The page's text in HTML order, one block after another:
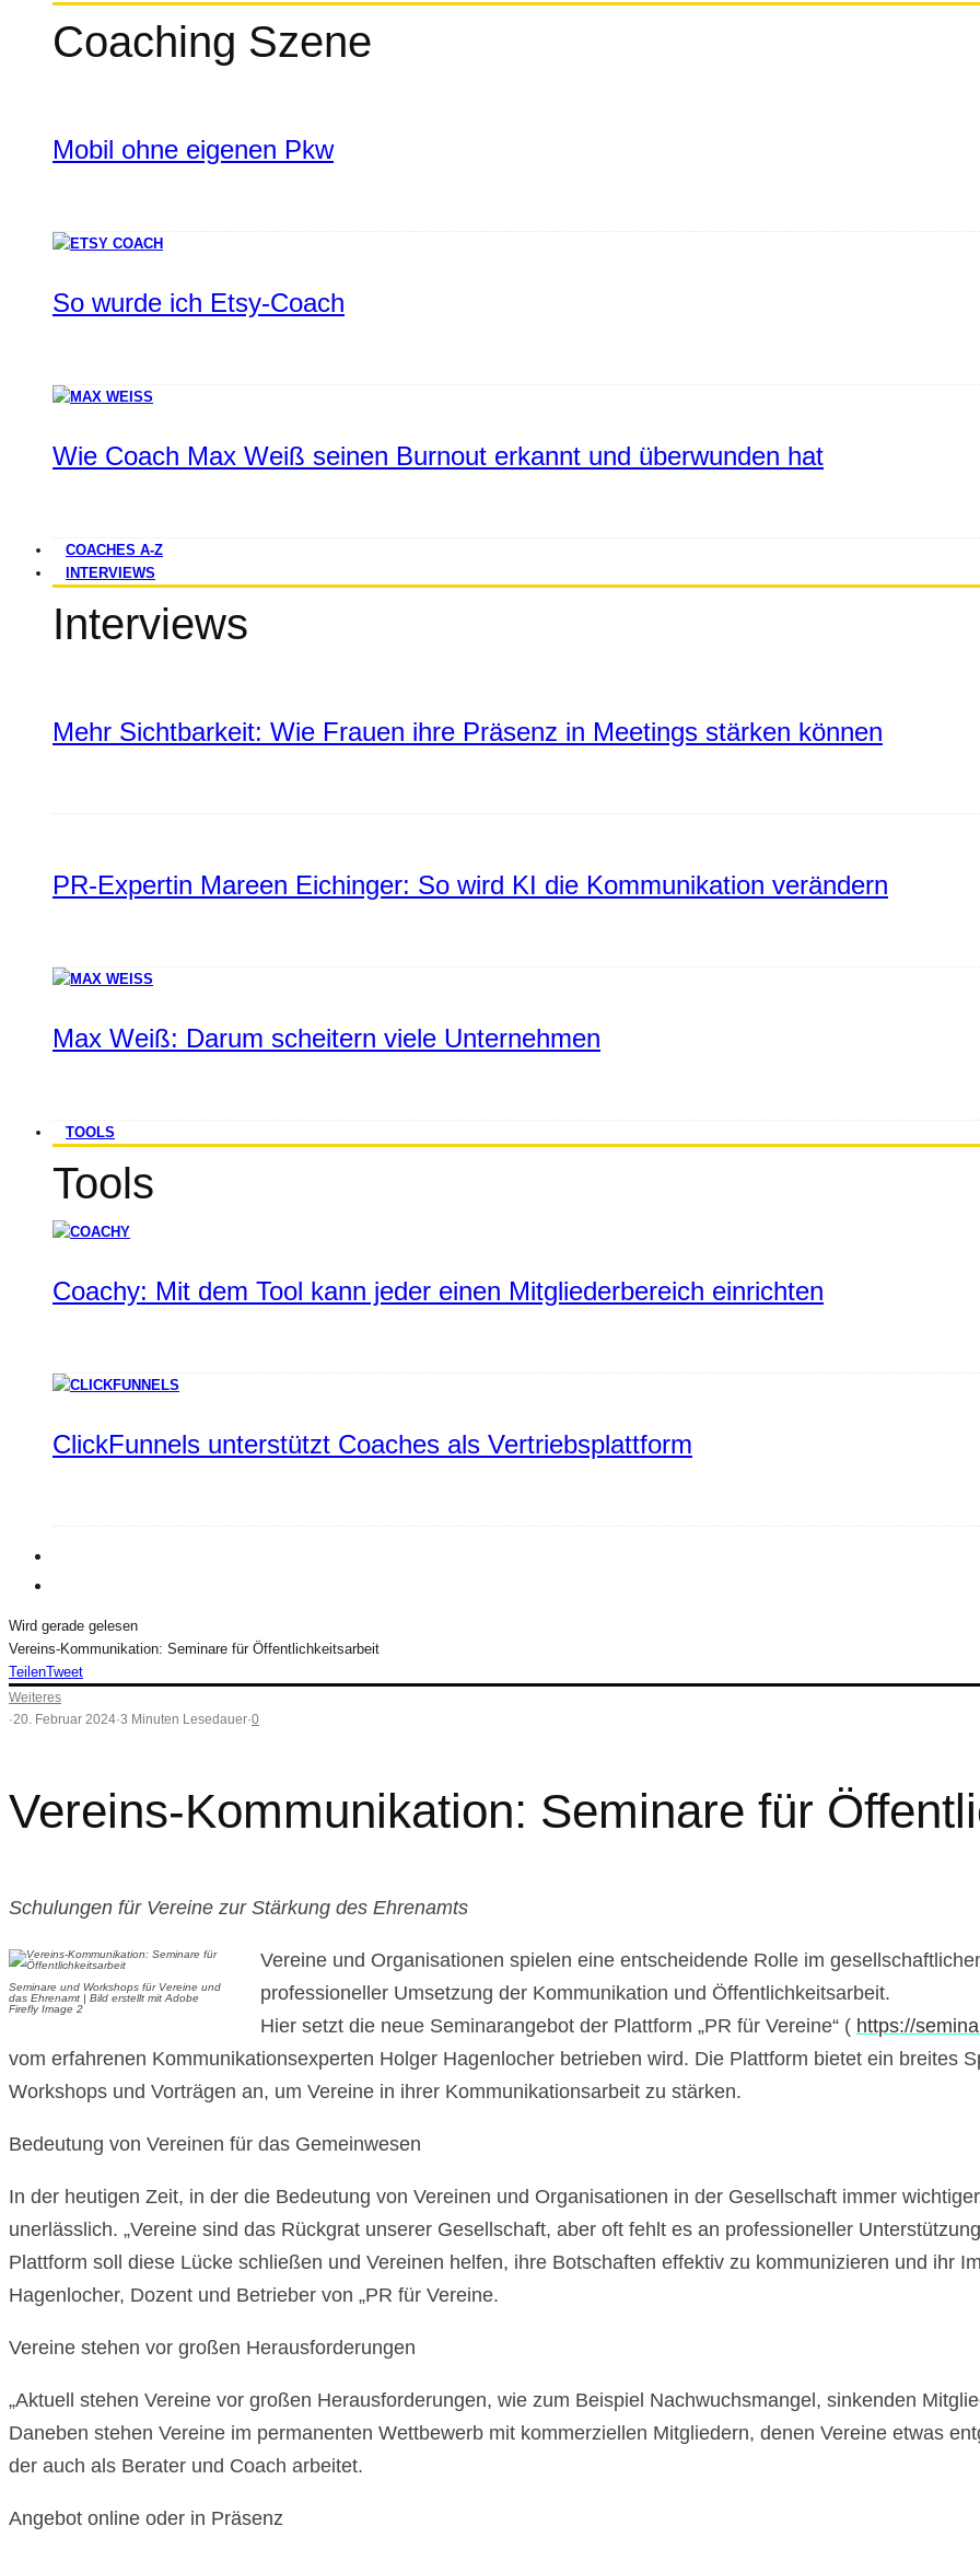
Coaching Szene
Mobil ohne eigenen Pkw
So wurde ich Etsy-Coach
Wie Coach Max Weiß seinen Burnout erkannt und überwunden hat
COACHES A-Z
INTERVIEWS
Interviews
Mehr Sichtbarkeit: Wie Frauen ihre Präsenz in Meetings stärken können
PR-Expertin Mareen Eichinger: So wird KI die Kommunikation verändern
Max Weiß: Darum scheitern viele Unternehmen
TOOLS
Tools
Coachy: Mit dem Tool kann jeder einen Mitgliederbereich einrichten
ClickFunnels unterstützt Coaches als Vertriebsplattform
Wird gerade gelesen
Vereins-Kommunikation: Seminare für Öffentlichkeitsarbeit
TeilenTweet
Weiteres
·20. Februar 2024·3 Minuten Lesedauer·0
Vereins-Kommunikation: Seminare für
Schulungen für Vereine zur Stärkung des Ehrenamts
Seminare und Workshops für Vereine und
das Ehrenamt | Bild erstellt mit Adobe
Firefly Image 2
Vereine und Organisationen spielen eine entscheidende Rolle im
professioneller Umsetzung der Kommunikation und Öffentlichkeitsarbeit.
Hier setzt die neue Seminarangebot der Plattform „PR für Vereine“ ( https://
vom erfahrenen Kommunikationsexperten Holger Hagenlocher betrieben wird. Die Plattform bietet ein breites
Workshops und Vorträgen an, um Vereine in ihrer Kommunikationsarbeit zu stärken.
Bedeutung von Vereinen für das Gemeinwesen
In der heutigen Zeit, in der die Bedeutung von Vereinen und Organisationen in der Gesellschaft immer
unerlässlich. „Vereine sind das Rückgrat unserer Gesellschaft, aber oft fehlt es an professioneller
Plattform soll diese Lücke schließen und Vereinen helfen, ihre Botschaften effektiv zu kommunizieren und ihr
Hagenlocher, Dozent und Betrieber von „PR für Vereine.
Vereine stehen vor großen Herausforderungen
„Aktuell stehen Vereine vor großen Herausforderungen, wie zum Beispiel Nachwuchsmangel, sinkenden
Daneben stehen Vereine im permanenten Wettbewerb mit kommerziellen Mitgliedern, denen Vereine etwas
der auch als Berater und Coach arbeitet.
Angebot online oder in Präsenz